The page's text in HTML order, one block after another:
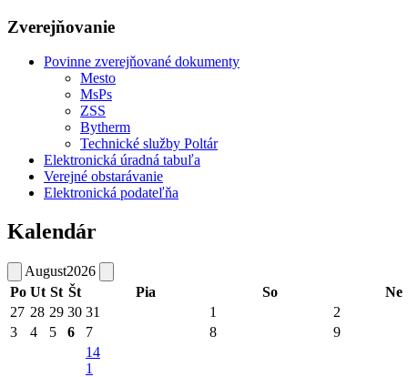
Zverejňovanie
Povinne zverejňované dokumenty
Mesto
MsPs
ZSS
Bytherm
Technické služby Poltár
Elektronická úradná tabuľa
Verejné obstarávanie
Elektronická podateľňa
Kalendár
August2026
Po Ut St Št Pia So
Ne
27 28 29 30 31 1
2
3
4 5 6 7 8 9
14
1